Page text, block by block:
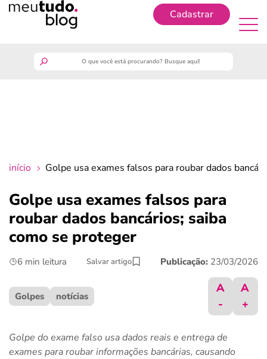
Cadastrar
crédito fácil
últimas notícias
início Golpe usa exames falsos para roubar dados
Golpe usa exames falsos para
roubar dados bancários; saiba
como se proteger
6 min leitura Salvar artigo Publicação: 23/03/2026
Golpes notícias
A
-
A
+
Golpe do exame falso usa dados reais e entrega de
exames para roubar informações bancárias, causando